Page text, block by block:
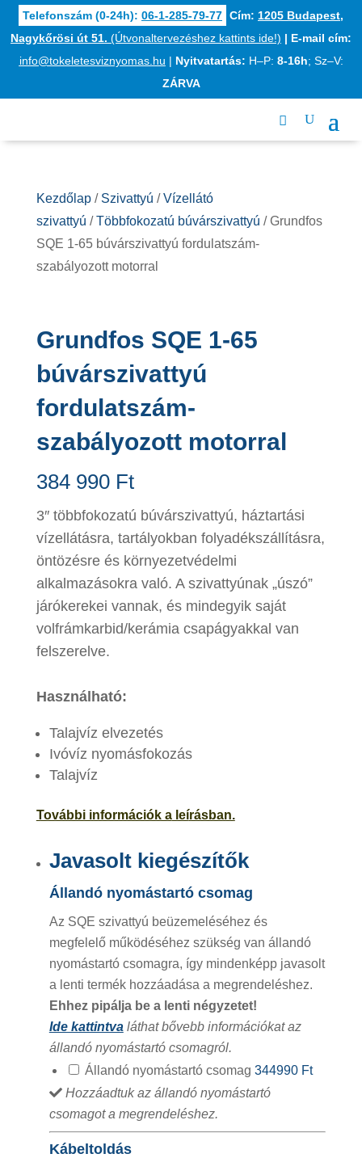
Telefonszám (0-24h): 06-1-285-79-77 Cím: 1205 Budapest,
Nagykőrösi út 51. (Útvonaltervezéshez kattints ide!) | E-mail cím:
info@tokeletesviznyomas.hu | Nyitvatartás: H–P: 8-16h; Sz–V:
ZÁRVA
Kezdőlap/ Szivattyú /Vízellátó
szivattyú /Többfokozatú búvárszivattyú / Grundfos
SQE 1-65 búvárszivattyú fordulatszám-
szabályozott motorral
Grundfos SQE 1-65
búvárszivattyú
fordulatszám-
szabályozott motorral
384 990 Ft
3″ többfokozatú búvárszivattyú, háztartási
vízellátásra, tartályokban folyadékszállításra,
öntözésre és környezetvédelmi
alkalmazásokra való. A szivattyúnak „úszó”
járókerekei vannak, és mindegyik saját
volfrámkarbid/kerámia csapágyakkal van
felszerelve.
Használható:
Talajvíz elvezetés
Ivóvíz nyomásfokozás
Talajvíz
További információk aleírásban.
Javasolt kiegészítők
Állandó nyomástartó csomag
Az SQE szivattyú beüzemeléséhez és
megfelelő működéséhez szükség van állandó
nyomástartó csomagra, így mindenképp javasolt
a lenti termék hozzáadása a megrendeléshez.
Ehhez pipálja be a lenti négyzetet!
Ide kattintvaláthat bővebb információkat az
állandó nyomástartó csomagról.
Állandó nyomástartó csomag 344990 Ft
Hozzáadtuk az állandó nyomástartó
csomagot a megrendeléshez.
Kábeltoldás